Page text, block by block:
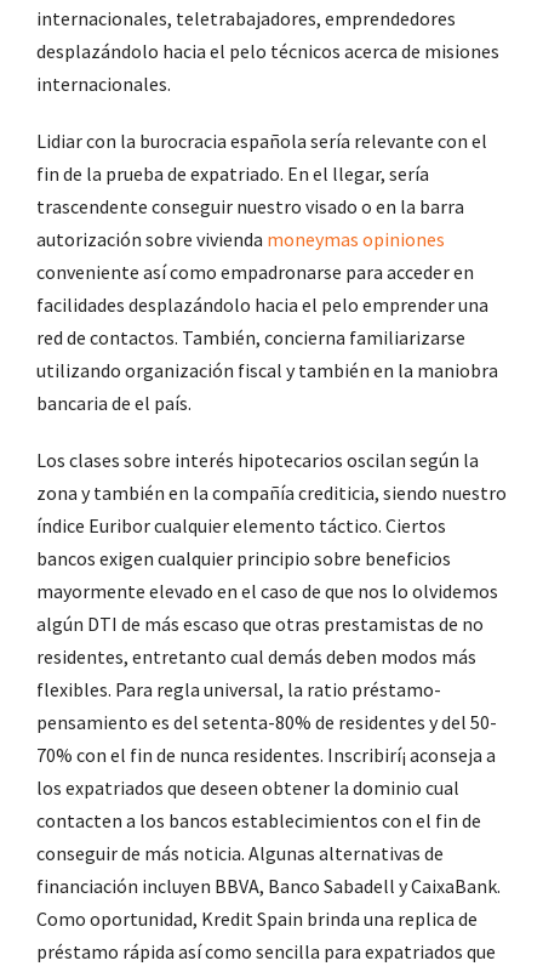
internacionales, teletrabajadores, emprendedores
desplazándolo hacia el pelo técnicos acerca de misiones
internacionales.
Lidiar con la burocracia española serí­a relevante con el
fin de la prueba de expatriado. En el llegar, serí­a
trascendente conseguir nuestro visado o en la barra
autorización sobre vivienda moneymas opiniones
conveniente así­ como empadronarse para acceder en
facilidades desplazándolo hacia el pelo emprender una
red de contactos. También, concierna familiarizarse
utilizando organización fiscal y también en la maniobra
bancaria de el país.
Los clases sobre interés hipotecarios oscilan según la
zona y también en la compañía crediticia, siendo nuestro
índice Euribor cualquier elemento táctico. Ciertos
bancos exigen cualquier principio sobre beneficios
mayormente elevado en el caso de que nos lo olvidemos
algún DTI de más escaso que otras prestamistas de no
residentes, entretanto cual demás deben modos más
flexibles. Para regla universal, la ratio préstamo-
pensamiento es del setenta-80% de residentes y del 50-
70% con el fin de nunca residentes. Inscribirí¡ aconseja a
los expatriados que deseen obtener la dominio cual
contacten a los bancos establecimientos con el fin de
conseguir de más noticia. Algunas alternativas de
financiación incluyen BBVA, Banco Sabadell y CaixaBank.
Como oportunidad, Kredit Spain brinda una replica de
préstamo rápida así­ como sencilla para expatriados que